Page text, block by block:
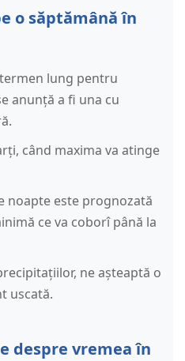
o săptămână în
lung pentru
anunță a fi una cu
când maxima va atinge
noapte este prognozată
ce va coborî până la
ne așteaptă o
uscată.
despre vremea în